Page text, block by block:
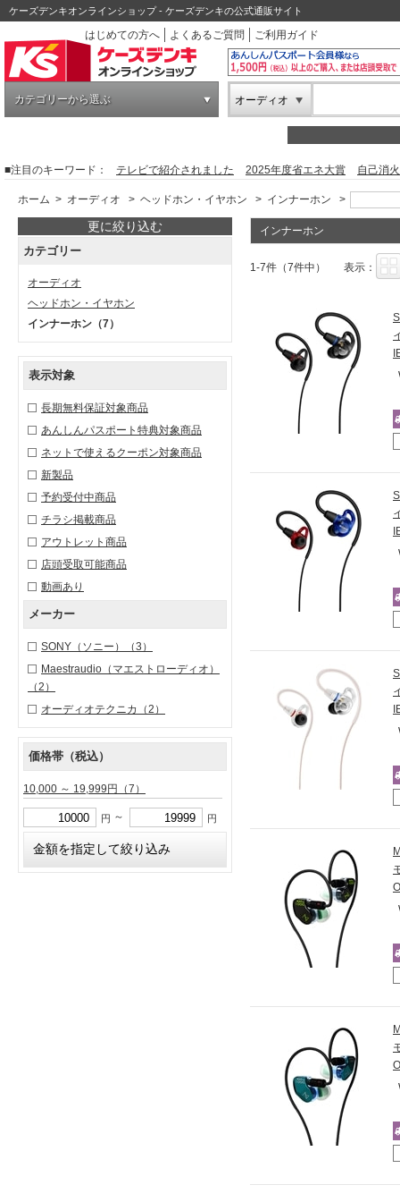
ケーズデンキオンラインショップ - ケーズデンキの公式通販サイト
はじめての方へ よくあるご質問 ご利用ガイド
カテゴリーから選ぶ オーディオ
■注目のキーワード： テレビで紹介されました 2025年度省エネ大賞 自己消
ホーム > オーディオ > ヘッドホン・イヤホン > インナーホン >
更に絞り込む
カテゴリー
オーディオ
ヘッドホン・イヤホン
インナーホン （7）
表示対象
長期無料保証対象商品
あんしんパスポート特典対象商品
ネットで使えるクーポン対象商品
新製品
予約受付中商品
チラシ掲載商品
アウトレット商品
店頭受取可能商品
動画あり
メーカー
SONY（ソニー）
（3）
Maestraudio（マエストローディオ）
（2）
オーディオテクニカ
（2）
価格帯（税込）
10,000 ～ 19,999円 （7）
円 ～ 円
インナーホン
1-7件（7件中） 表示：